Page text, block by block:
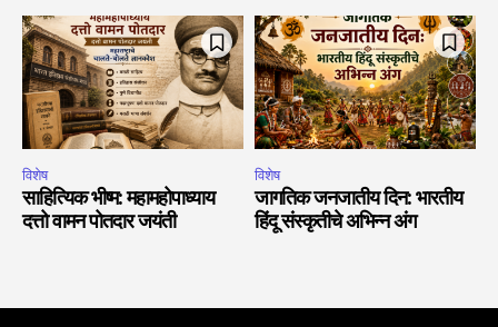
विशेष
साहित्यिक भीष्म: महामहोपाध्याय
दत्तो वामन पोतदार जयंती
विशेष
जागतिक जनजातीय दिन: भारतीय
हिंदू संस्कृतीचे अभिन्न अंग